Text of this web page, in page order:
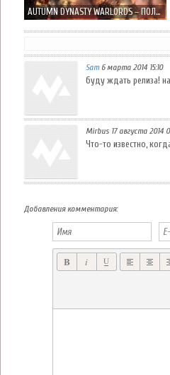
AUTUMN DYNASTY WARLORDS – ПОЛНОМАСШТАБНАЯ СТРАТЕГИЯ В РЕАЛЬНОМ ВРЕМЕНИ
OBERON'S COURT ЭКСКЛЮЗИВНОЕ ВИДЕО И НЕ МНОГО ОБ ИГРЕ
Sam6 марта 2014 15:10
буду ждать релиза!
Mirbus 17 августа 2014
Что-то известно,
Добавления комментария: